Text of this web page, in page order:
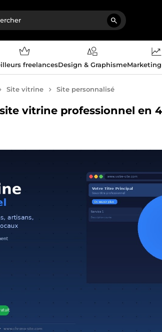
freelancesDesign & Graphisme
Site vitrine Site personnalisé
vitrine professionnel en